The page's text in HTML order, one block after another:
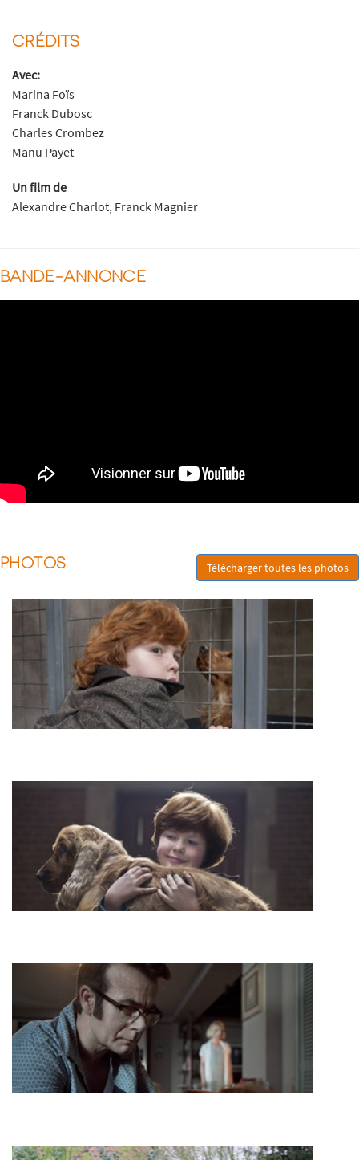
CRÉDITS
Avec:
Marina Foïs
Franck Dubosc
Charles Crombez
Manu Payet
Un film de
Alexandre Charlot, Franck Magnier
BANDE-ANNONCE
PHOTOS Télécharger toutes les photos